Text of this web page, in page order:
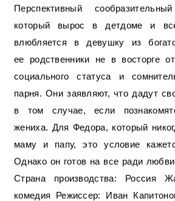
Перспективный сообразительный парень Федор,
который вырос в детдоме и
влюбляется в девушку из
ее родственники не в восторге
социального статуса и
парня. Они заявляют, что дадут
в том случае, если
жениха. Для Федора, который
маму и папу, это условие
Однако он готов на все ради
Страна производства: Россия
комедия Режиссер: Иван